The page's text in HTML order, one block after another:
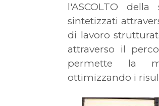
l'ASCOLTO
sintetizzati
di lavoro
attraverso il
permette la
ottimizzando i